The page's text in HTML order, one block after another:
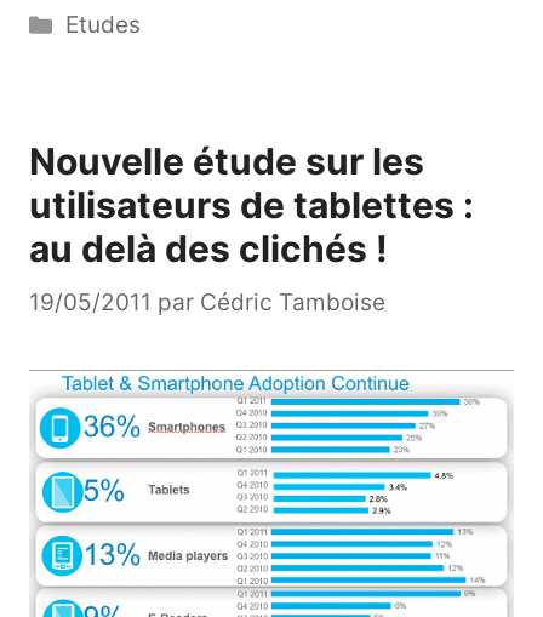
Catégories
Etudes
Nouvelle étude sur les
utilisateurs de tablettes :
au delà des clichés !
19/05/2011 par Cédric Tamboise